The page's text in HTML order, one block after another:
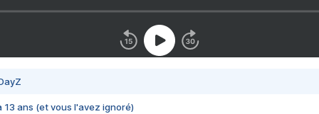
13 ans (et vous l'avez ignoré)